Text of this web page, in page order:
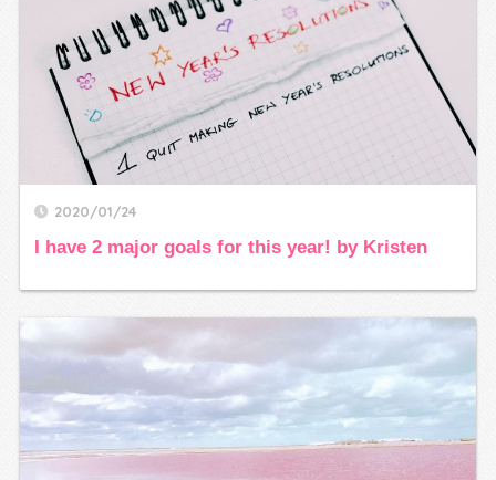
2020/01/24
I have 2 major goals for this year! by Kristen